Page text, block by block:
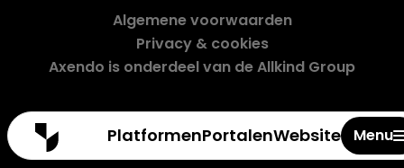
PlatformenPortalenWebsites Menu
Sluiten
Algemene voorwaarden
Privacy & cookies
Axendo is onderdeel van de Allkind Group